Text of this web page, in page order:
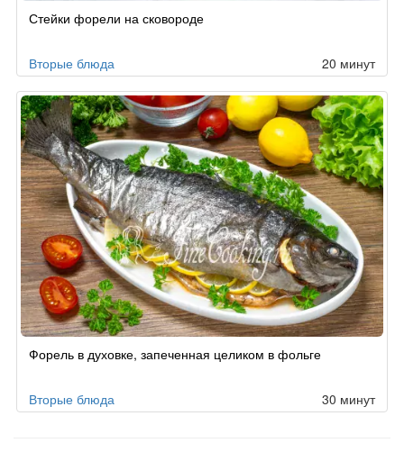
Стейки форели на сковороде
Вторые блюда 20 минут
Форель в духовке, запеченная целиком в фольге
Вторые блюда 30 минут